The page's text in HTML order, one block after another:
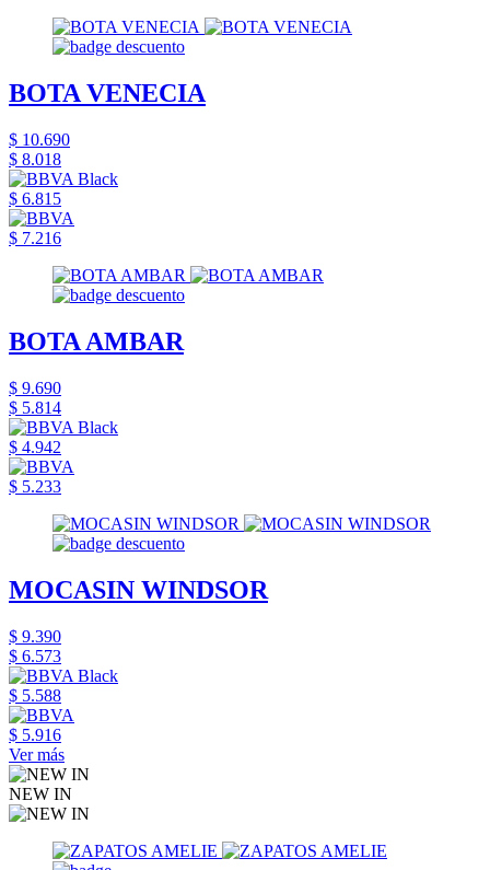
BOTA VENECIA
$ 10.690
$ 8.018
$ 6.815
$ 7.216
BOTA AMBAR
$ 9.690
$ 5.814
$ 4.942
$ 5.233
MOCASIN WINDSOR
$ 9.390
$ 6.573
$ 5.588
$ 5.916
Ver más
NEW IN